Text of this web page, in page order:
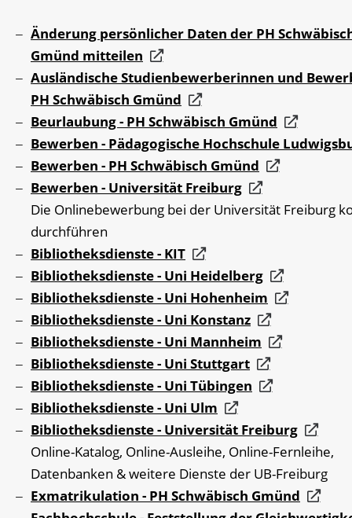
Änderung persönlicher Daten der PH
Gmünd mitteilen
Ausländische Studienbewerberinnen und
PH Schwäbisch Gmünd
Beurlaubung - PH Schwäbisch Gmünd
Bewerben - Pädagogische Hochschule
Bewerben - PH Schwäbisch Gmünd
Bewerben - Universität Freiburg
Die Onlinebewerbung bei der Universität Freiburg
durchführen
Bibliotheksdienste - KIT
Bibliotheksdienste - Uni Heidelberg
Bibliotheksdienste - Uni Hohenheim
Bibliotheksdienste - Uni Konstanz
Bibliotheksdienste - Uni Mannheim
Bibliotheksdienste - Uni Stuttgart
Bibliotheksdienste - Uni Tübingen
Bibliotheksdienste - Uni Ulm
Bibliotheksdienste - Universität Freiburg
Online-Katalog, Online-Ausleihe, Online-Fernleihe,
Datenbanken & weitere Dienste der UB-Freiburg
Exmatrikulation - PH Schwäbisch Gmünd